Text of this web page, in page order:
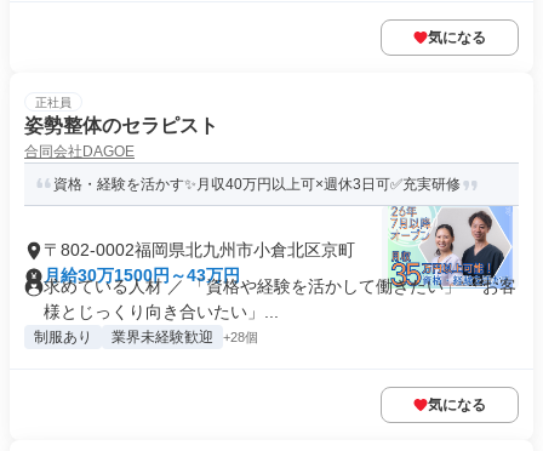
気になる
正社員
姿勢整体のセラピスト
合同会社DAGOE
資格・経験を活かす✨月収40万円以上可×週休3日可✅充実研修
〒802-0002福岡県北九州市小倉北区京町
月給30万1500円～43万円
求めている人材 ／ 「資格や経験を活かして働きたい」 「お客
様とじっくり向き合いたい」...
制服あり 業界未経験歓迎 +28個
気になる